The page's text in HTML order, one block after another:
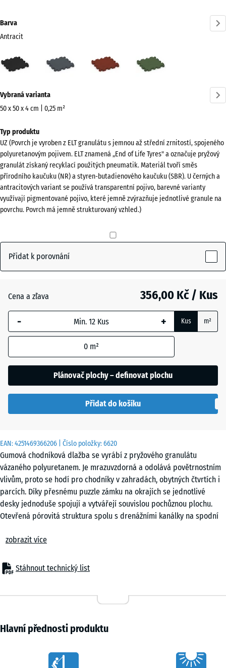
EAN:4251469366206 | Číslo položky:6620
Gumová chodníková dlažba se vyrábí z pryžového granulátu
vázaného polyuretanem. Je mrazuvzdorná a odolává povětrnostním
vlivům, proto se hodí pro chodníky v zahradách, obytných čtvrtích i
parcích. Díky přesnému puzzle zámku na okrajích se jednotlivé
desky jednoduše spojují a vytvářejí souvislou pochůznou plochu.
Otevřená pórovitá struktura spolu s drenážními kanálky na spodní
Stabilní spojení desek
nebo šroubování. Desky drží pohromadě a tvoří kompaktní plochu.
Pokládku lze provést v šachovnicovém vzoru nebo na vazbu. Stejně
možné vyměnit jednotlivé kusy bez zásahu do celé plochy.
Dlažbu lze pokládat na každý trvale únosný podklad, například
beton, zámkovou dlažbu nebo asfalt. Možná je také pokládka na
plastových zatravňovacích roštů jako nosné vrstvy.
zobrazit více
Stáhnout technický list
Barva
Antracit
(active)
šedá
červená
informací
o
Zobrazit
paletu
barev
Antracit(active)
Cihlově
Travní
zelená
Vybraná varianta
50 x 50 x 4 cm | 0,25 m²
pro
dopravu
540
x
540
x
40
Vybraný
rozměr s
se používá
v údajích o
uvedeno
50
cm
|
0,25
m²
50
50
cm
- 83,00 Kč
Typ produktu
UZ (Povrch je vyroben z ELT granulátu s jemnou až střední zrnitostí, spojeného
polyuretanovým pojivem. ELT znamená „End of Life Tyres" a označuje pryžový
granulát získaný recyklací použitých pneumatik. Materiál tvoří směs
přírodního kaučuku (NR) a styren-butadienového kaučuku (SBR). U černých a
antracitových variant se používá transparentní pojivo, barevné varianty
využívají pigmentované pojivo, které jemně zvýrazňuje jednotlivé granule na
povrchu. Povrch má jemně strukturovaný vzhled.)
Přidat k porovnání
Cena a zľava 356,00 Kč / Kus
- + Kus m²
0 m²
Plánovač plochy – definovat plochu
Přidat do košíku
Hlavní přednosti produktu
Characteristics